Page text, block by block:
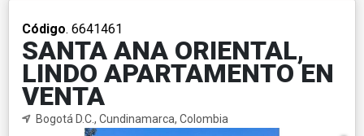
Código. 6641461
SANTA ANA ORIENTAL,
LINDO APARTAMENTO EN
VENTA
Bogotá D.C., Cundinamarca, Colombia